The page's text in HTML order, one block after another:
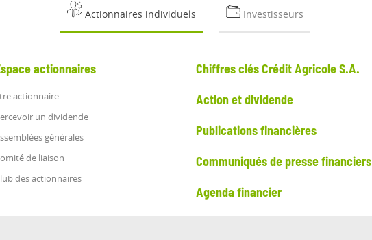
Actionnaires individuels Investisseurs
actionnaires
actionnaire
un dividende
générales
de liaison
des actionnaires
Chiffres clés Crédit Agricole S.A.
Action et dividende
Publications financières
Communiqués de presse financiers
Agenda financier